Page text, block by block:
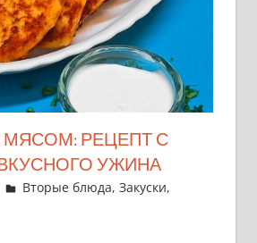
МЯСОМ: РЕЦЕПТ С
УЖИНА
admin
Вторые блюда, Закуски,